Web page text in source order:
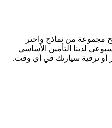
مجموعة من نماذج واختر
لدينا التأمين الأساسي
أو ترقية سيارتك في أي وقت.